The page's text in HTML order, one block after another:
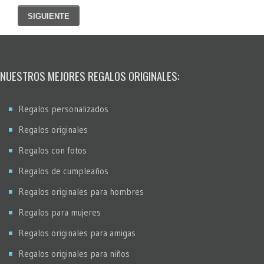
SIGUIENTE
NUESTROS MEJORES REGALOS ORIGINALES:
Regalos personalizados
Regalos originales
Regalos con fotos
Regalos de cumpleaños
Regalos originales para hombres
Regalos para mujeres
Regalos originales para amigas
Regalos originales para niños